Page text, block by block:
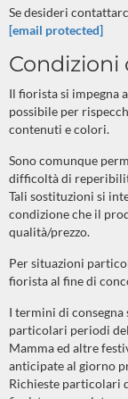
Se desideri
[email protected]
Il fiorista si impegna
possibile per
contenuti e colori.
Sono comunque
difficoltà di
Tali sostituzioni si
condizione che il
qualità/prezzo.
Per situazioni
fiorista al fine di
I termini di
particolari periodi
Mamma ed altre
anticipate al giorno
Richieste particolari